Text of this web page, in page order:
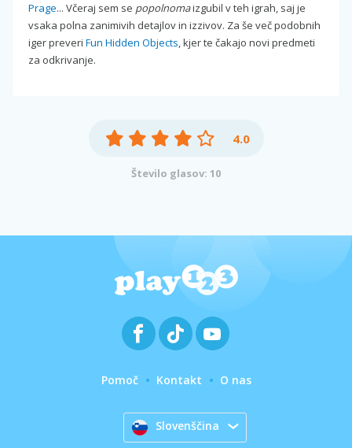
Prage... Včeraj sem se popolnomaizgubil v teh igrah, saj je
vsaka polna zanimivih detajlov in izzivov. Za še več podobnih
iger preveri Fun Hidden Objects, kjer te čakajo novi predmeti
za odkrivanje.
4.0
Število glasov: 10
Pomoč Kontakt O nas
Slovenščina